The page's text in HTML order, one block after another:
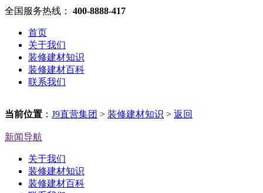
全国服务热线： 400-8888-417
首页
关于我们
装修建材知识
装修建材百科
联系我们
当前位置 ： J9直营集团 > 装修建材知识 > 返回
新闻导航
关于我们
装修建材知识
装修建材百科